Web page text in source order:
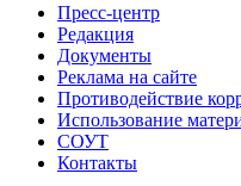
Пресс-центр
Редакция
Документы
Реклама на сайте
Противодействие
Использование
СОУТ
Контакты